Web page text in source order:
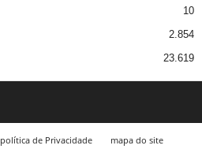
10
2.854
23.619
política de Privacidade mapa do site